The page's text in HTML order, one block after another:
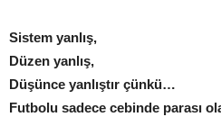
Sistem yanlış,
Düzen yanlış,
Düşünce yanlıştır çünkü…
Futbolu sadece cebinde parası